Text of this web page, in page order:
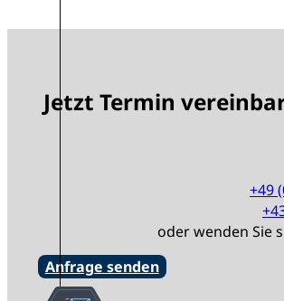
Jetzt Termin
+49
oder wenden Sie
Anfrage senden